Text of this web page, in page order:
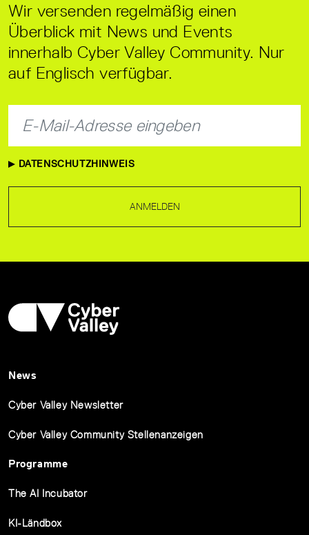
Wir versenden regelmäßig einen
Überblick mit News und Events
innerhalb Cyber Valley Community. Nur
auf Englisch verfügbar.
DATENSCHUTZHINWEIS
ANMELDEN
News
Cyber Valley Newsletter
Cyber Valley Community Stellenanzeigen
Programme
The AI Incubator
KI-Ländbox